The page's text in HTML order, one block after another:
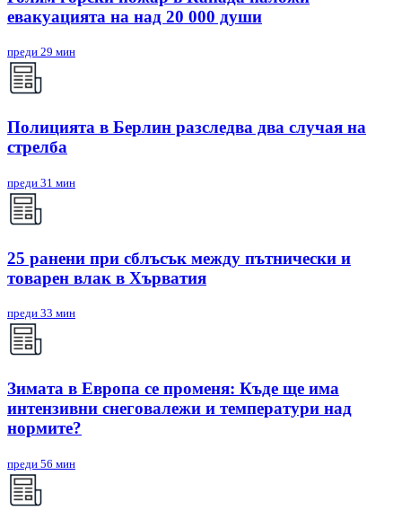
евакуацията на над 20 000 души
преди 29 мин
Полицията в Берлин разследва два случая на
стрелба
преди 31 мин
25 ранени при сблъсък между пътнически и
товарен влак в Хърватия
преди 33 мин
Зимата в Европа се променя: Къде ще има
интензивни снеговалежи и температури над
нормите?
преди 56 мин